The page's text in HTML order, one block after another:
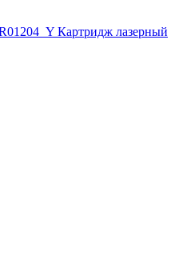
Картридж лазерный